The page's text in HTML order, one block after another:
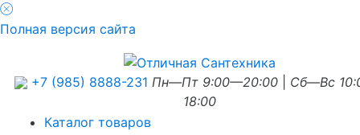
Полная версия сайта
+7 (985) 8888-231 Пн—Пт 9:00—20:00
Сб—Вс
18:00
Каталог товаров